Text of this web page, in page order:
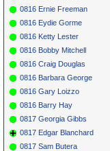
0816 Ernie Freeman
0816 Eydie Gorme
0816 Ketty Lester
0816 Bobby Mitchell
0816 Craig Douglas
0816 Barbara George
0816 Gary Loizzo
0816 Barry Hay
0817 Georgia Gibbs
0817 Edgar Blanchard
0817 Sam Butera